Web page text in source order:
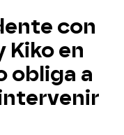
con
Kiko en
obliga a